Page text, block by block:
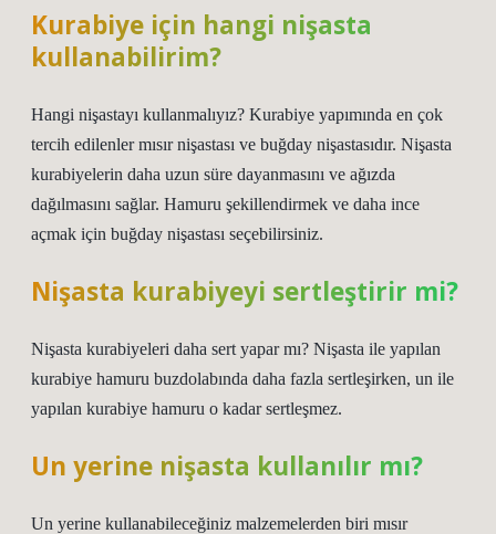
Kurabiye için hangi nişasta
kullanabilirim?
Hangi nişastayı kullanmalıyız? Kurabiye yapımında en çok
tercih edilenler mısır nişastası ve buğday nişastasıdır. Nişasta
kurabiyelerin daha uzun süre dayanmasını ve ağızda
dağılmasını sağlar. Hamuru şekillendirmek ve daha ince
açmak için buğday nişastası seçebilirsiniz.
Nişasta kurabiyeyi sertleştirir mi?
Nişasta kurabiyeleri daha sert yapar mı? Nişasta ile yapılan
kurabiye hamuru buzdolabında daha fazla sertleşirken, un ile
yapılan kurabiye hamuru o kadar sertleşmez.
Un yerine nişasta kullanılır mı?
Un yerine kullanabileceğiniz malzemelerden biri mısır